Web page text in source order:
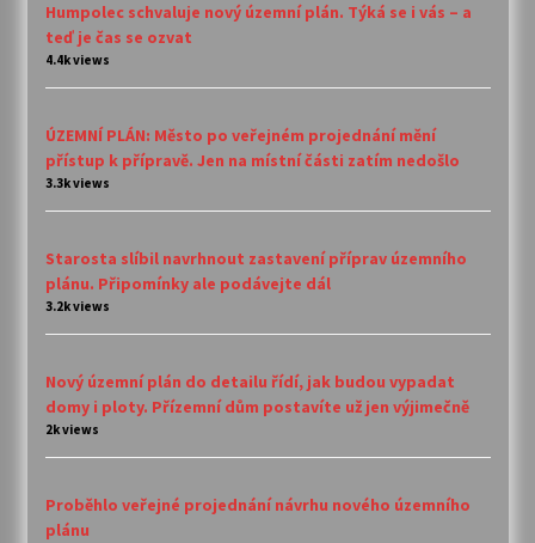
Humpolec schvaluje nový územní plán. Týká se i vás – a
teď je čas se ozvat
4.4k views
ÚZEMNÍ PLÁN: Město po veřejném projednání mění
přístup k přípravě. Jen na místní části zatím nedošlo
3.3k views
Starosta slíbil navrhnout zastavení příprav územního
plánu. Připomínky ale podávejte dál
3.2k views
Nový územní plán do detailu řídí, jak budou vypadat
domy i ploty. Přízemní dům postavíte už jen výjimečně
2k views
Proběhlo veřejné projednání návrhu nového územního
plánu